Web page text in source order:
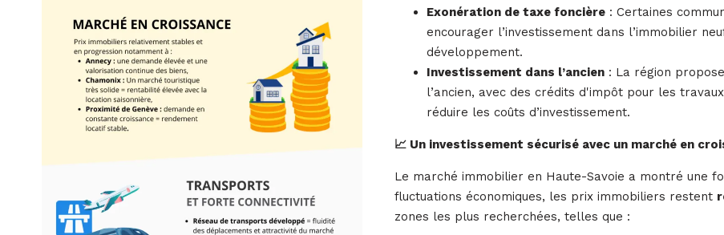
Exonération de taxe foncière : Certaines
encourager l’investissement dans l’immobilier
développement.
Investissement dans l’ancien : La région
l’ancien, avec des crédits d'impôt pour les
réduire les coûts d’investissement.
📈 Un investissement sécurisé avec un marché en
Le marché immobilier en Haute-Savoie a montré une
fluctuations économiques, les prix immobiliers restent
zones les plus recherchées, telles que :